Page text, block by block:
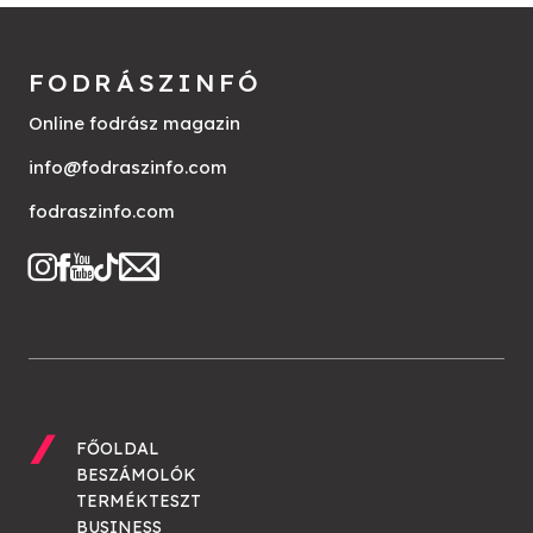
FODRÁSZINFÓ
Online fodrász magazin
info@fodraszinfo.com
fodraszinfo.com
FŐOLDAL
BESZÁMOLÓK
TERMÉKTESZT
BUSINESS